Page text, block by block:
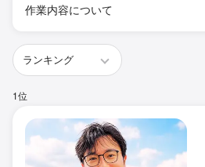
作業内容について
1位